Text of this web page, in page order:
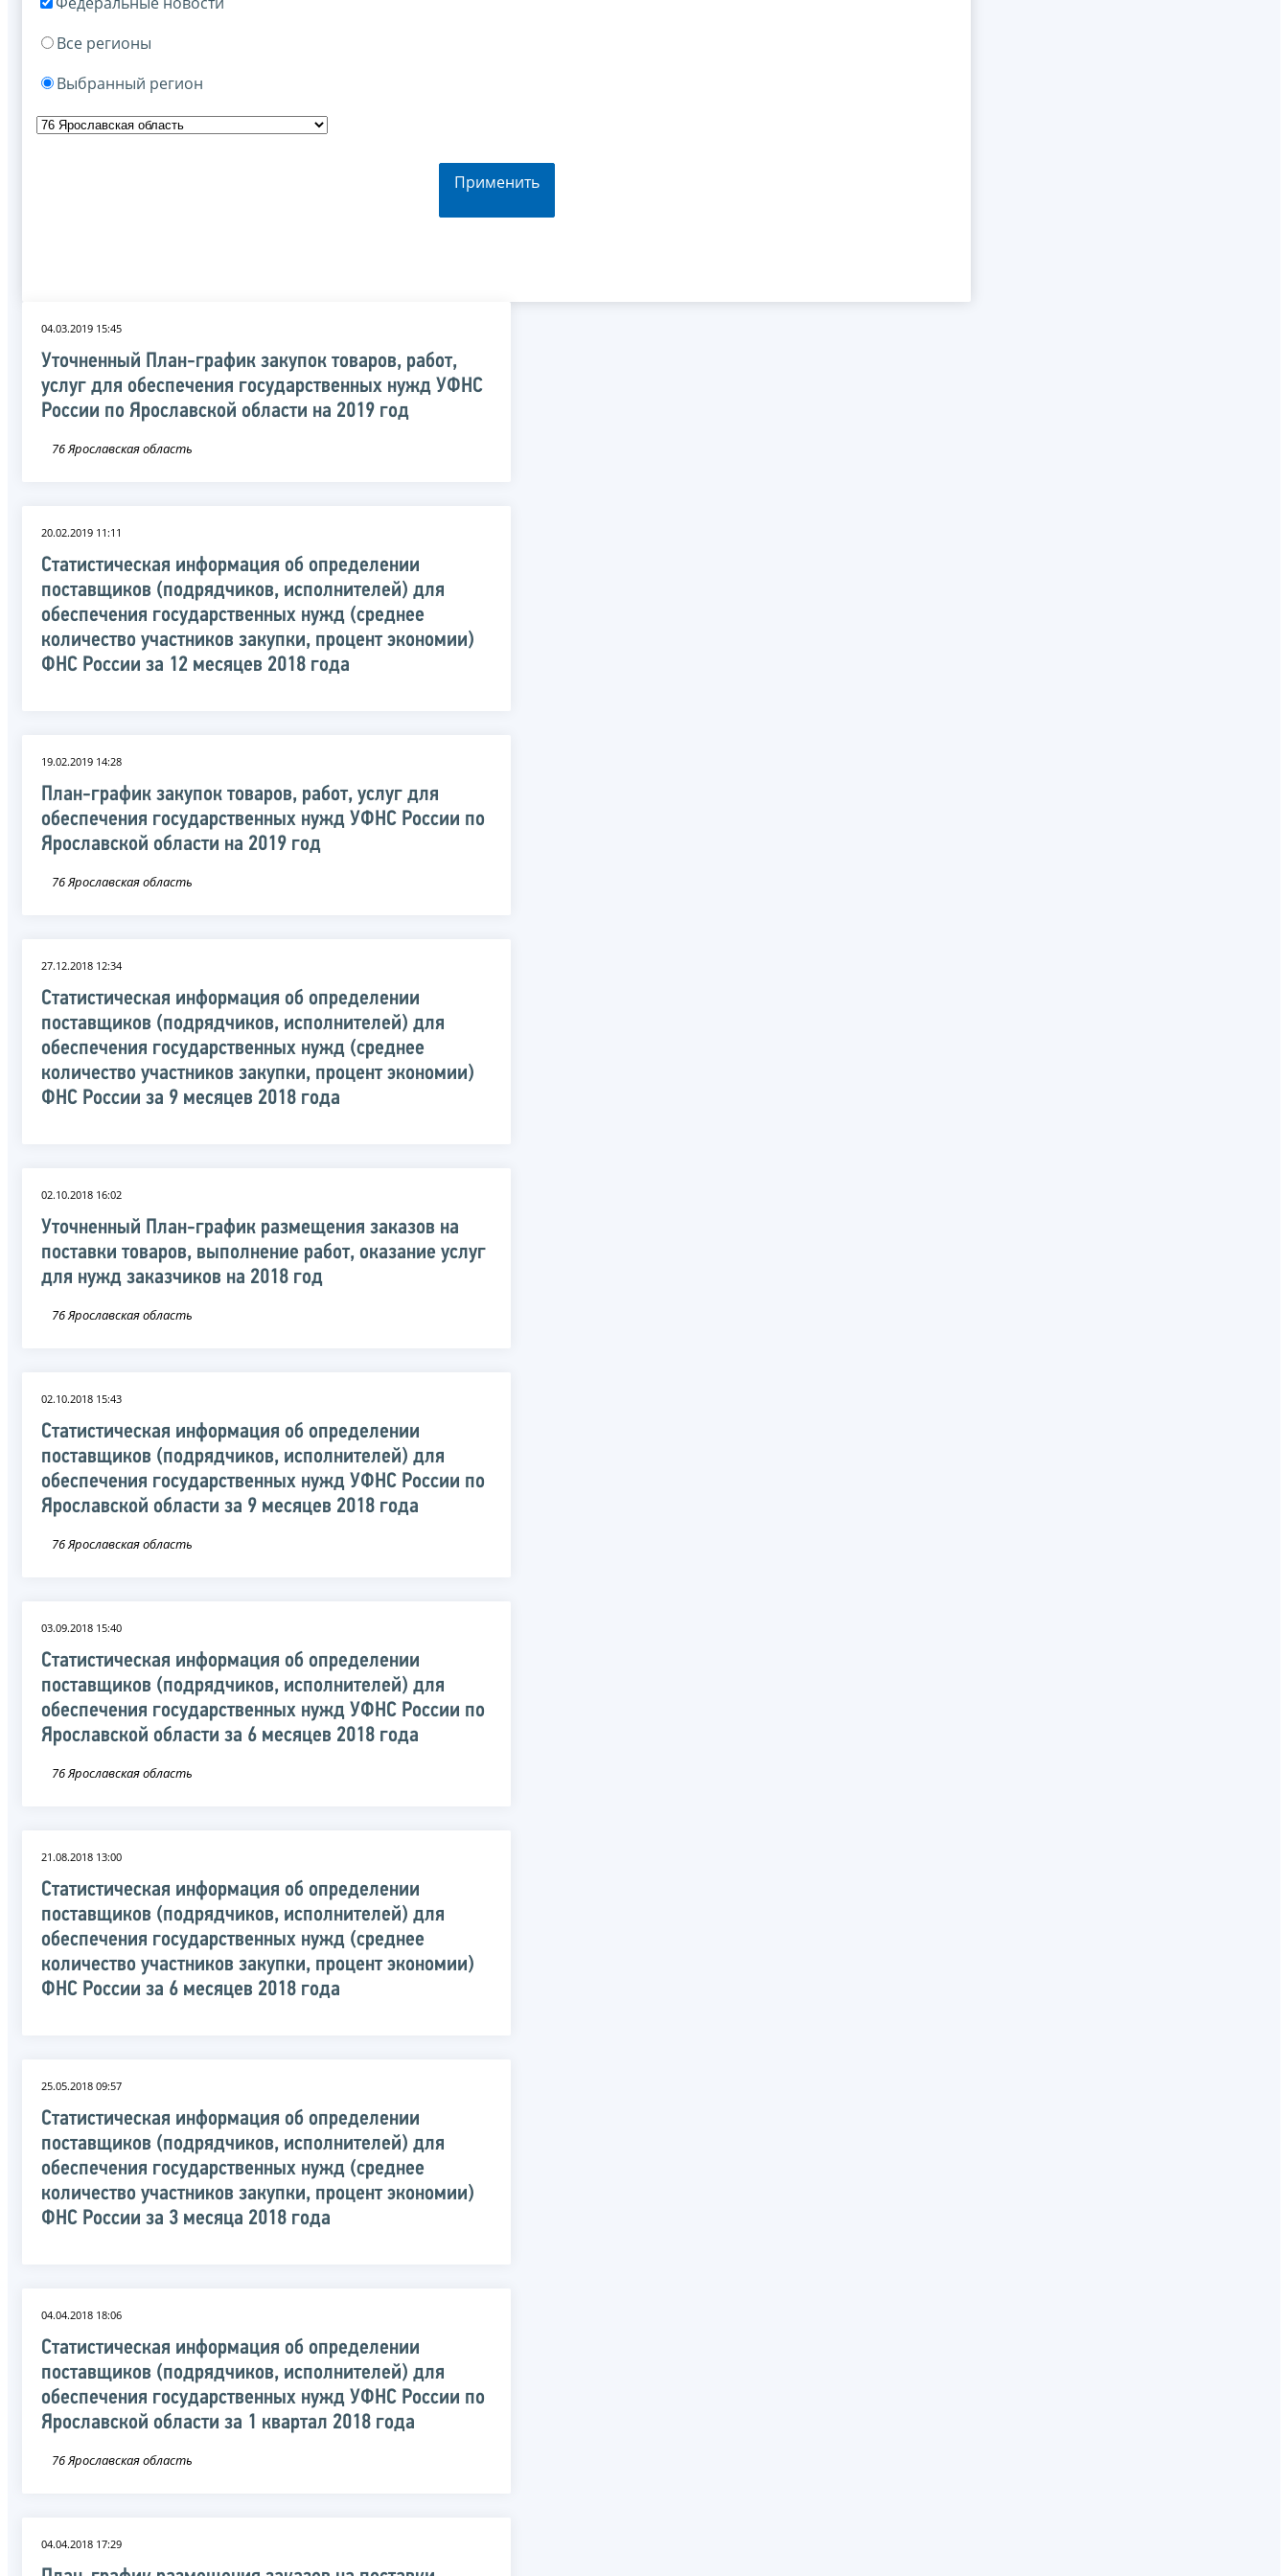
Все регионы
Выбранный регион
Применить
04.03.2019 15:45
Уточненный План-график закупок товаров, работ,
услуг для обеспечения государственных нужд УФНС
России по Ярославской области на 2019 год
76 Ярославская область
20.02.2019 11:11
Статистическая информация об определении
поставщиков (подрядчиков, исполнителей) для
обеспечения государственных нужд (среднее
количество участников закупки, процент экономии)
ФНС России за 12 месяцев 2018 года
19.02.2019 14:28
План-график закупок товаров, работ, услуг для
обеспечения государственных нужд УФНС России по
Ярославской области на 2019 год
76 Ярославская область
27.12.2018 12:34
Статистическая информация об определении
поставщиков (подрядчиков, исполнителей) для
обеспечения государственных нужд (среднее
количество участников закупки, процент экономии)
ФНС России за 9 месяцев 2018 года
02.10.2018 16:02
Уточненный План-график размещения заказов на
поставки товаров, выполнение работ, оказание услуг
для нужд заказчиков на 2018 год
76 Ярославская область
02.10.2018 15:43
Статистическая информация об определении
поставщиков (подрядчиков, исполнителей) для
обеспечения государственных нужд УФНС России по
Ярославской области за 9 месяцев 2018 года
76 Ярославская область
03.09.2018 15:40
Статистическая информация об определении
поставщиков (подрядчиков, исполнителей) для
обеспечения государственных нужд УФНС России по
Ярославской области за 6 месяцев 2018 года
76 Ярославская область
21.08.2018 13:00
Статистическая информация об определении
поставщиков (подрядчиков, исполнителей) для
обеспечения государственных нужд (среднее
количество участников закупки, процент экономии)
ФНС России за 6 месяцев 2018 года
25.05.2018 09:57
Статистическая информация об определении
поставщиков (подрядчиков, исполнителей) для
обеспечения государственных нужд (среднее
количество участников закупки, процент экономии)
ФНС России за 3 месяца 2018 года
04.04.2018 18:06
Статистическая информация об определении
поставщиков (подрядчиков, исполнителей) для
обеспечения государственных нужд УФНС России по
Ярославской области за 1 квартал 2018 года
76 Ярославская область
04.04.2018 17:29